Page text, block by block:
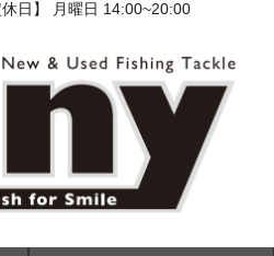
日】 月曜日 14:00~20:00